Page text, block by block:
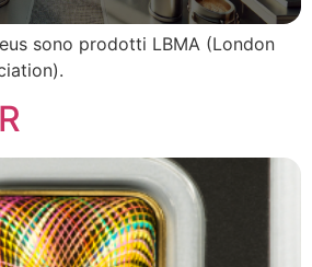
sono prodotti LBMA (London